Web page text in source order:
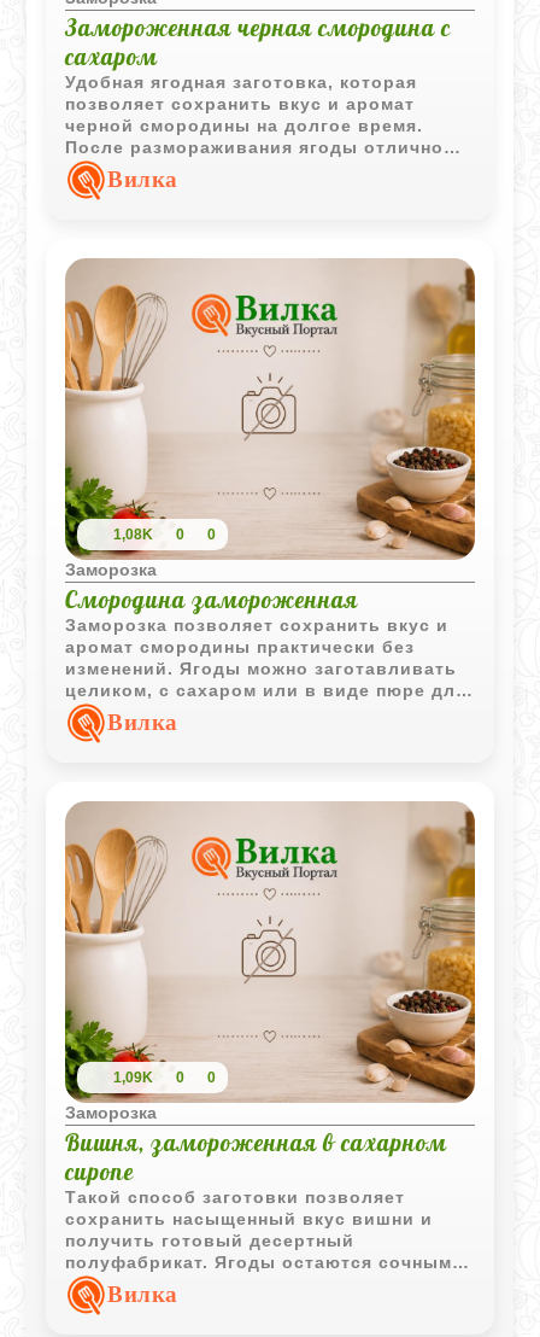
Замороженная черная смородина с
сахаром
Удобная ягодная заготовка, которая
позволяет сохранить вкус и аромат
черной смородины на долгое время.
После размораживания ягоды отлично
подходят для десертов, напитков и
домашней выпечки.
Вилка
1,08K 0 0
Заморозка
Смородина замороженная
Заморозка позволяет сохранить вкус и
аромат смородины практически без
изменений. Ягоды можно заготавливать
целиком, с сахаром или в виде пюре для
дальнейшего использования в напитках
и десертах.
Вилка
1,09K 0 0
Заморозка
Вишня, замороженная в сахарном
сиропе
Такой способ заготовки позволяет
сохранить насыщенный вкус вишни и
получить готовый десертный
полуфабрикат. Ягоды остаются сочными,
а ароматный сироп делает их еще более
выразительными после размораживания.
Вилка